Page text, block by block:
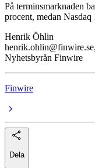
På terminsmarknaden
procent, medan
Henrik Öhlin
Nyhetsbyrån Finwire
Finwire
Dela